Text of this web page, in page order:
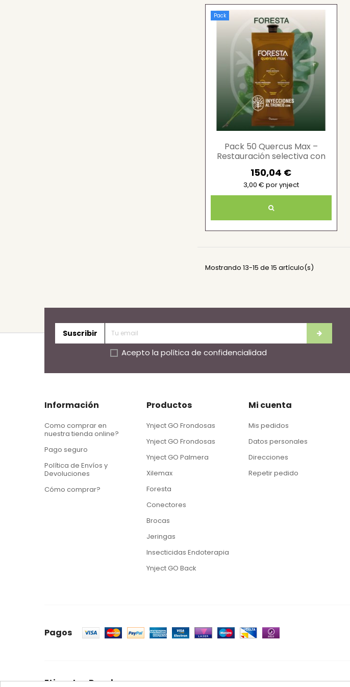
Pack
Pack 50 Quercus Max –
Restauración selectiva con
150,04 €
3,00 € por ynject
Mostrando 13-15 de 15 artículo(s)
Suscribir
Acepto la política de confidencialidad
Información
Como comprar en
nuestra tienda online?
Pago seguro
Política de Envíos y
Devoluciones
Cómo comprar?
Productos
Ynject GO Frondosas
Ynject GO Frondosas
Ynject GO Palmera
Xilemax
Foresta
Conectores
Brocas
Jeringas
Insecticidas Endoterapia
Ynject GO Back
Mi cuenta
Mis pedidos
Datos personales
Direcciones
Repetir pedido
Pagos
Etiquetas Populares